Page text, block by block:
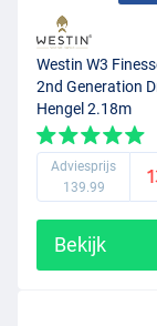
Westin W3
2nd Generation
Hengel 2.18m
Adviesprijs
139.99
Bekijk